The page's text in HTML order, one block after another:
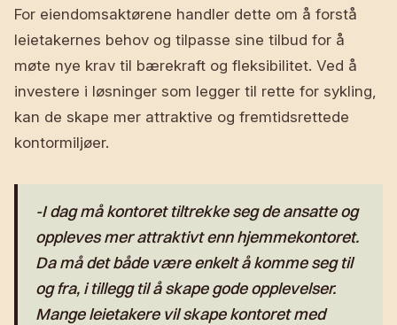
For eiendomsaktørene handler dette om å forstå
leietakernes behov og tilpasse sine tilbud for å
møte nye krav til bærekraft og fleksibilitet. Ved å
investere i løsninger som legger til rette for sykling,
kan de skape mer attraktive og fremtidsrettede
kontormiljøer.
-I dag må kontoret tiltrekke seg de ansatte og
oppleves mer attraktivt enn hjemmekontoret.
Da må det både være enkelt å komme seg til
og fra, i tillegg til å skape gode opplevelser.
Mange leietakere vil skape kontoret med